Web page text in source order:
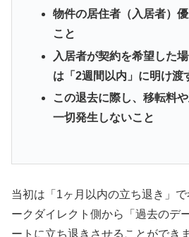
物件の居住者（入居者）
こと
入居者が契約を希望した
は「2週間以内」に明け渡
この退去に際し、移転料
一切発生しないこと
当初は「1ヶ月以内の立ち退き」
ークダイレクト側から「過去のデ
ートに立ち退きさせることができ